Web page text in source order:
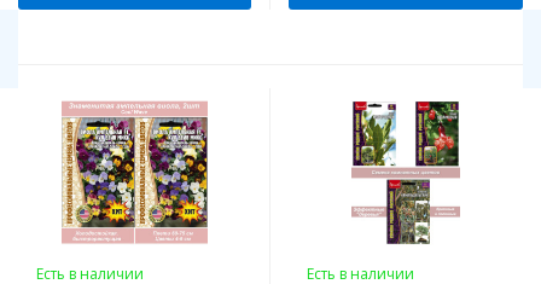
Есть в наличии Есть в наличии